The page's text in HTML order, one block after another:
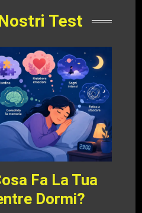
Test
Fa La Tua
Dormi?